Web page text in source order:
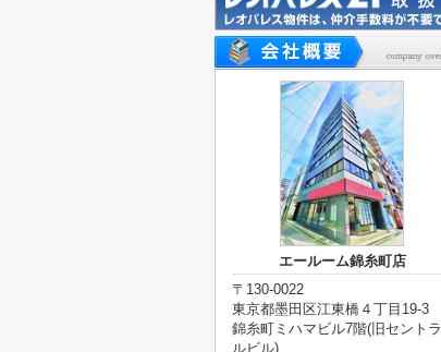
エールーム錦糸町店
〒130-0022
東京都墨田区江東橋４丁目19-3
錦糸町ミハマビル7階(旧セントラ
ルビル)